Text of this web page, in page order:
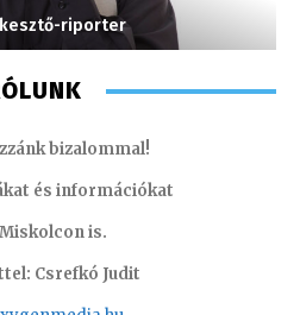
riporter
bizalommal!
és információkat
is.
Csrefkó Judit